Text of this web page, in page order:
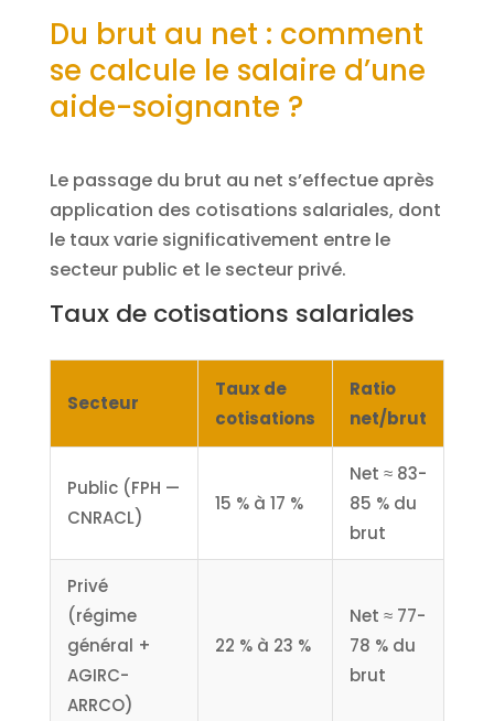
Du brut au net : comment
se calcule le salaire d’une
aide-soignante ?
Le passage du brut au net s’effectue après
application des cotisations salariales, dont
le taux varie significativement entre le
secteur public et le secteur privé.
Taux de cotisations salariales
Secteur
Taux de
cotisations
Ratio
net/brut
Public (FPH —
CNRACL)
15 % à 17 %
Net ≈ 83-
85 % du
brut
Privé
(régime
général +
AGIRC-
ARRCO)
22 % à 23 %
Net ≈ 77-
78 % du
brut